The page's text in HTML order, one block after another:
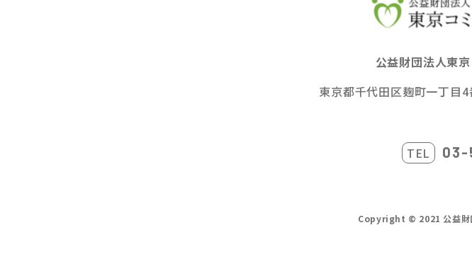
公益財団法人東
東京都千代田区麹町一丁目
03-
Copyright © 2021 公益財